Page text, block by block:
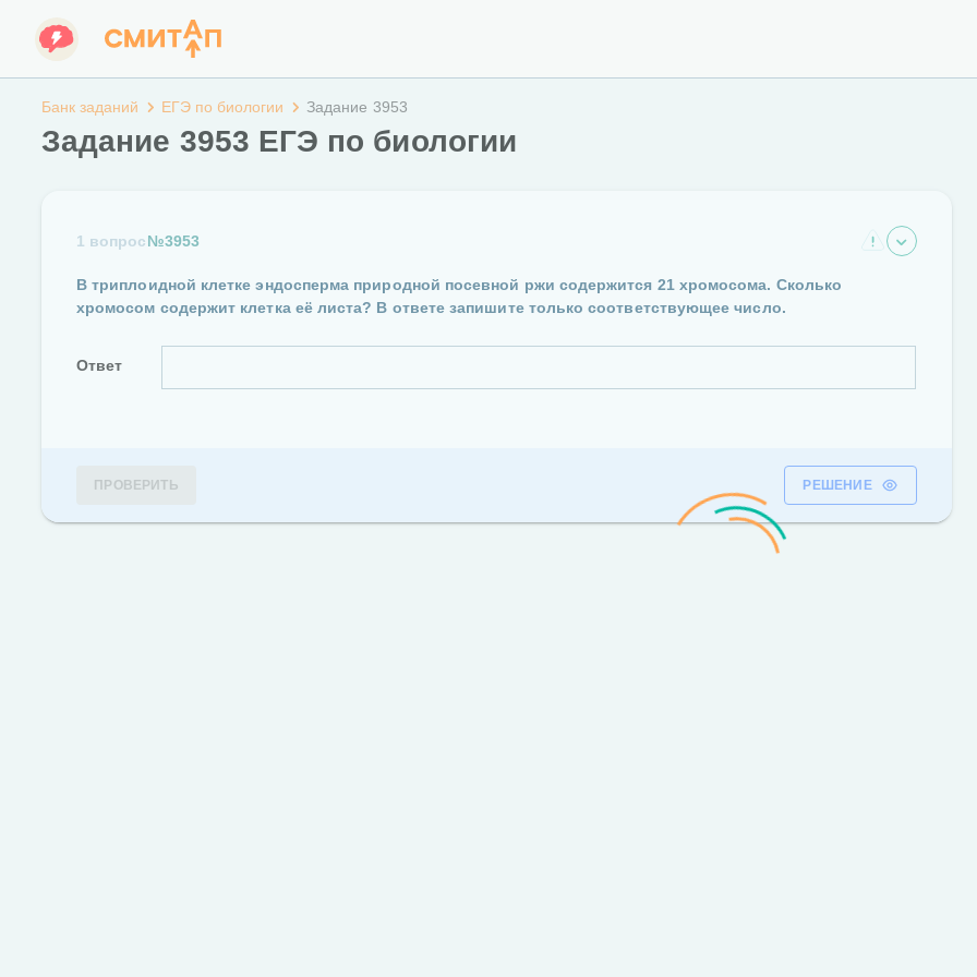
Банк заданий ЕГЭ по биологии Задание 3953
Задание 3953 ЕГЭ по биологии
1 вопрос№3953
В триплоидной клетке эндосперма природной посевной ржи содержится 21 хромосома. Сколько
хромосом содержит клетка её листа? В ответе запишите только соответствующее число.
Ответ
ПРОВЕРИТЬ РЕШЕНИЕ